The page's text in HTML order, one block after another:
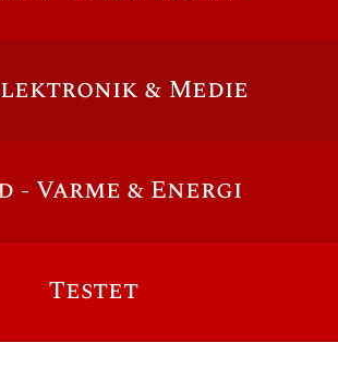
& Medie
- Varme & Energi
Testet